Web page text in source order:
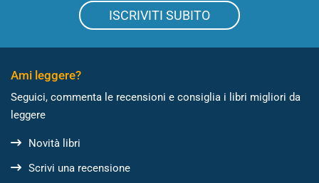
ISCRIVITI SUBITO
Ami leggere?
Seguici, commenta le recensioni e consiglia i libri migliori da
leggere
Novità libri
Scrivi una recensione